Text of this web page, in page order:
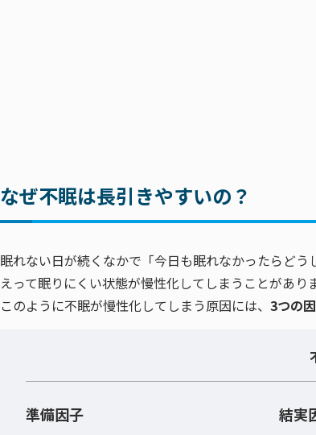
なぜ不眠は長引きやすいの？
眠れない日が続くなかで「今日も眠れなかったらど
えって眠りにくい状態が慢性化してしまうことがありま
このように不眠が慢性化してしまう原因には、 3つの
準備因子 結実